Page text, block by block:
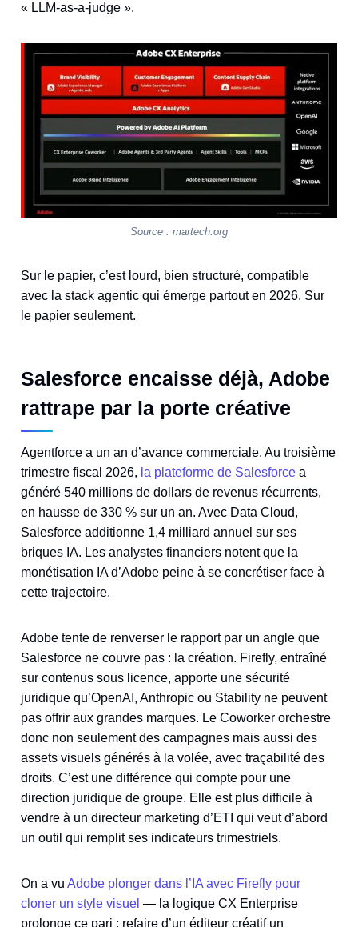
« LLM-as-a-judge ».
Source : martech.org
Sur le papier, c’est lourd, bien structuré, compatible
avec la stack agentic qui émerge partout en 2026. Sur
le papier seulement.
Salesforce encaisse déjà, Adobe
rattrape par la porte créative
Agentforce a un an d’avance commerciale. Au troisième
trimestre fiscal 2026, la plateforme de Salesforce a
généré 540 millions de dollars de revenus récurrents,
en hausse de 330 % sur un an. Avec Data Cloud,
Salesforce additionne 1,4 milliard annuel sur ses
briques IA. Les analystes financiers notent que la
monétisation IA d’Adobe peine à se concrétiser face à
cette trajectoire.
Adobe tente de renverser le rapport par un angle que
Salesforce ne couvre pas : la création. Firefly, entraîné
sur contenus sous licence, apporte une sécurité
juridique qu’OpenAI, Anthropic ou Stability ne peuvent
pas offrir aux grandes marques. Le Coworker orchestre
donc non seulement des campagnes mais aussi des
assets visuels générés à la volée, avec traçabilité des
droits. C’est une différence qui compte pour une
direction juridique de groupe. Elle est plus difficile à
vendre à un directeur marketing d’ETI qui veut d’abord
un outil qui remplit ses indicateurs trimestriels.
On a vu Adobe plonger dans l’IA avec Firefly pour
cloner un style visuel — la logique CX Enterprise
prolonge ce pari : refaire d’un éditeur créatif un